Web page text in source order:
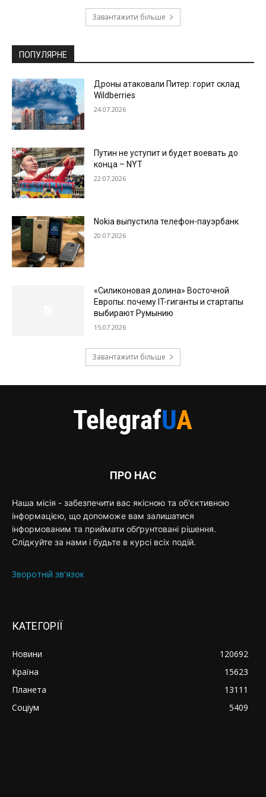
Завантажити більше
ПОПУЛЯРНЕ
Дроны атаковали Питер: горит склад
Wildberries
24.07.2026
Путин не уступит и будет воевать до
конца – NYT
22.07.2026
Nokia выпустила телефон-пауэрбанк
20.07.2026
«Силиконовая долина» Восточной
Европы: почему IT-гиганты и стартапы
выбирают Румынию
15.07.2026
Завантажити більше
ПРО НАС
Наша місія - забезпечити вас якісною та об'єктивною
інформацією, що допоможе вам залишатися
інформованим та приймати обґрунтовані рішення.
Слідкуйте за нами і будьте в курсі всіх подій.
Зворотній зв'язок
КАТЕГОРІЇ
Новини
120692
Країна
15623
Планета
13111
Соціум
5409